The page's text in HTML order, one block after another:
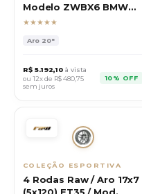
Modelo ZWBX6 BMW
M135
★★★★★
Aro 20"
R$ 5.192,10 à vista
ou 12x de R$480,75
sem juros
10% OFF
COLEÇÃO ESPORTIVA
4 Rodas Raw / Aro 17x7
(5x120) ET35 / Mod.